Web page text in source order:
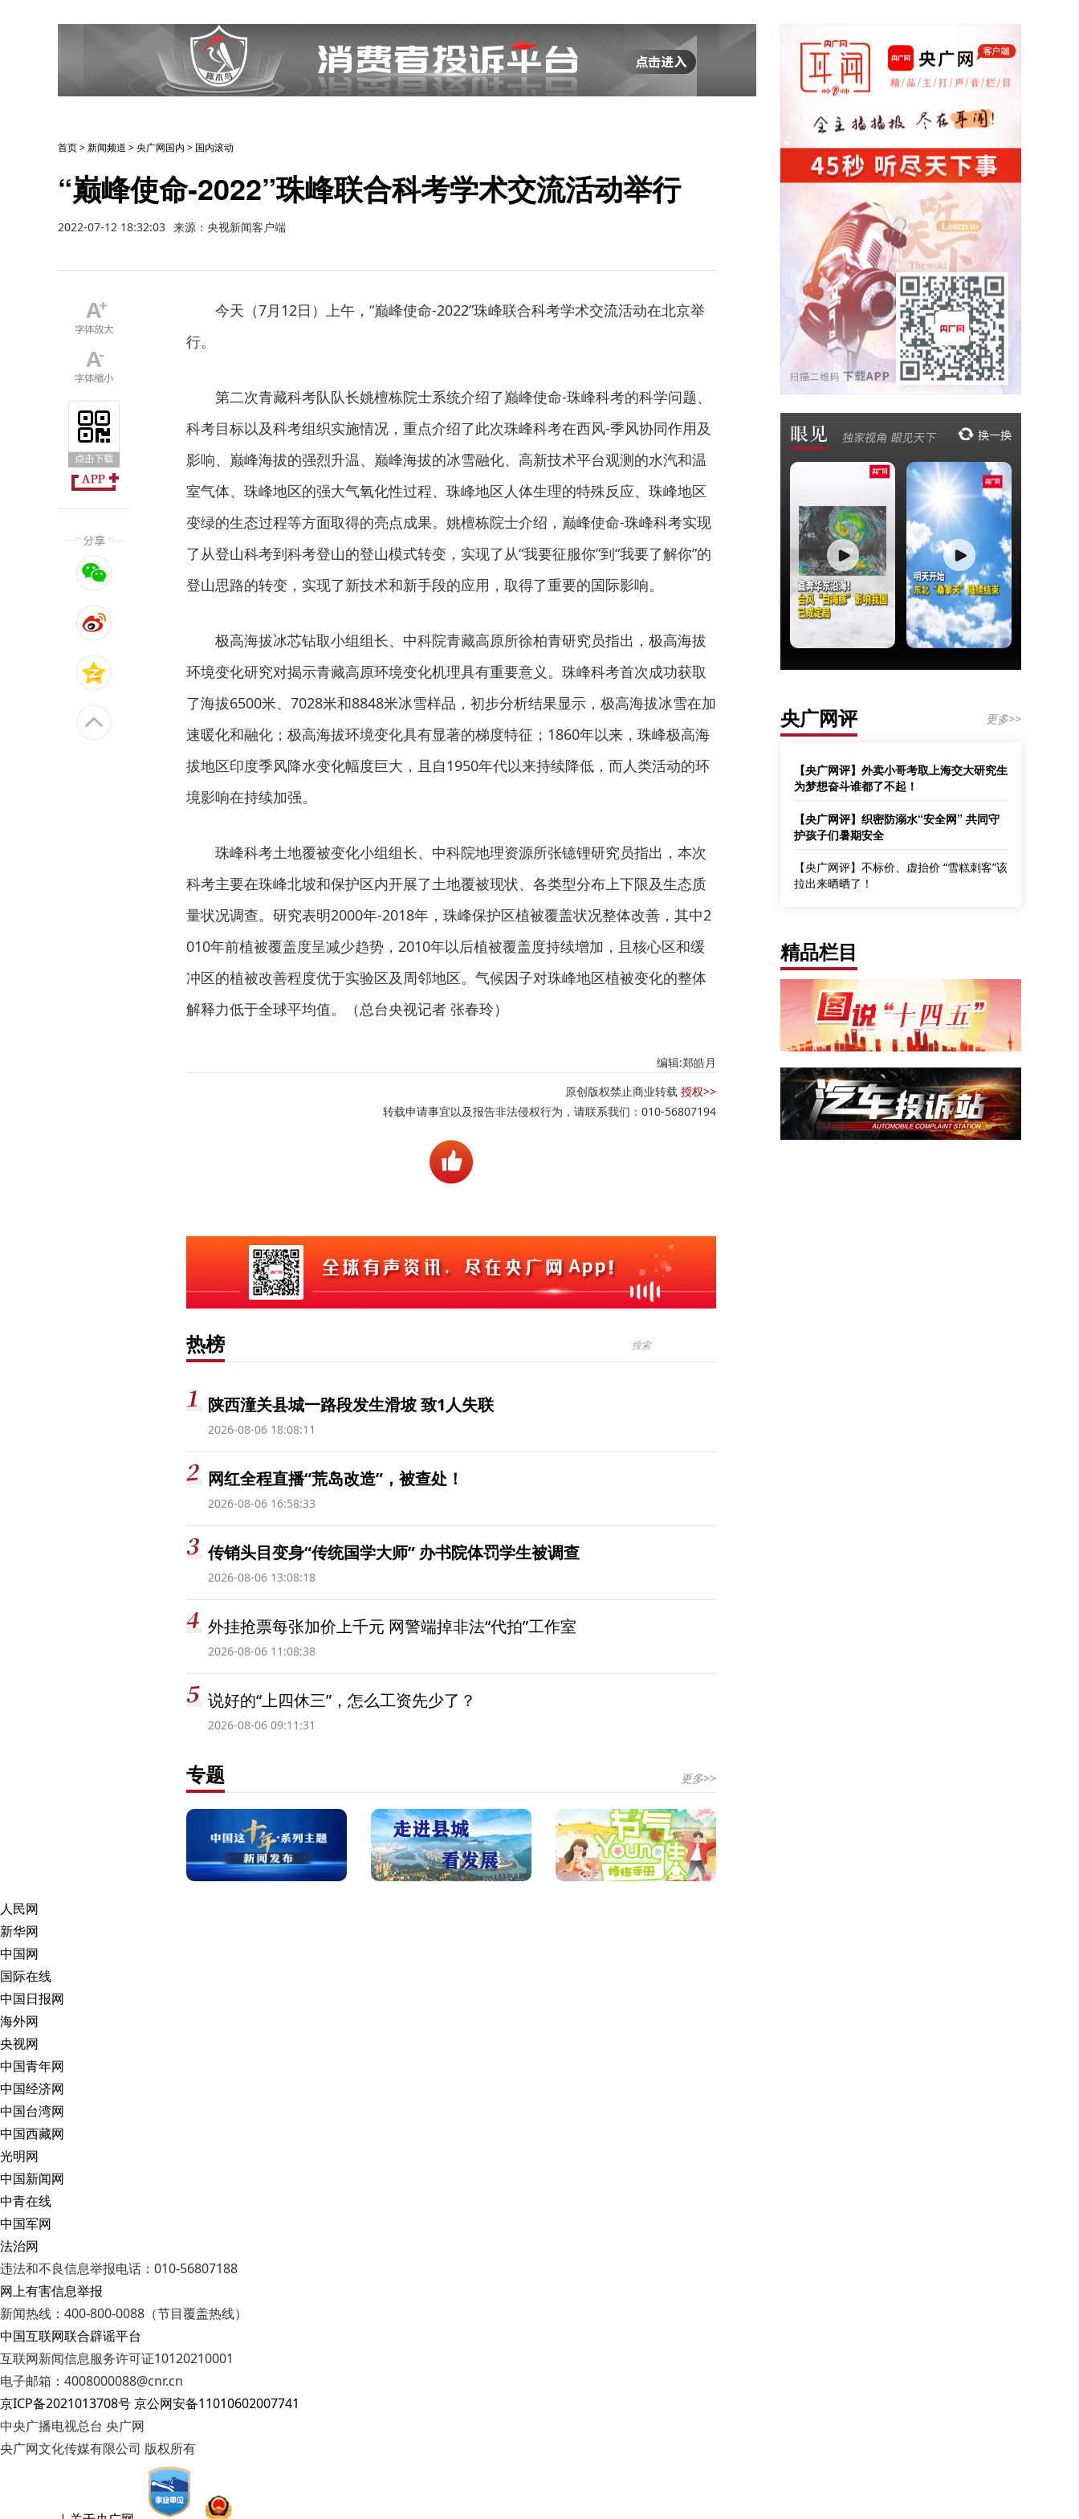
首页>新闻频道 >央广网国内 > 国内滚动
“巅峰使命-2022”珠峰联合科考学术交流活动举行
2022-07-12 18:32:03 来源：央视新闻客户端
今天（7月12日）上午，“巅峰使命-2022”珠峰联合科考学术交流活动在北京举
行。
第二次青藏科考队队长姚檀栋院士系统介绍了巅峰使命-珠峰科考的科学问题、
科考目标以及科考组织实施情况，重点介绍了此次珠峰科考在西风-季风协同作用及
影响、巅峰海拔的强烈升温、巅峰海拔的冰雪融化、高新技术平台观测的水汽和温
室气体、珠峰地区的强大气氧化性过程、珠峰地区人体生理的特殊反应、珠峰地区
变绿的生态过程等方面取得的亮点成果。姚檀栋院士介绍，巅峰使命-珠峰科考实现
了从登山科考到科考登山的登山模式转变，实现了从“我要征服你”到“我要了解你”的
登山思路的转变，实现了新技术和新手段的应用，取得了重要的国际影响。
极高海拔冰芯钻取小组组长、中科院青藏高原所徐柏青研究员指出，极高海拔
环境变化研究对揭示青藏高原环境变化机理具有重要意义。珠峰科考首次成功获取
了海拔6500米、7028米和8848米冰雪样品，初步分析结果显示，极高海拔冰雪在加
速暖化和融化；极高海拔环境变化具有显著的梯度特征；1860年以来，珠峰极高海
拔地区印度季风降水变化幅度巨大，且自1950年代以来持续降低，而人类活动的环
境影响在持续加强。
珠峰科考土地覆被变化小组组长、中科院地理资源所张镱锂研究员指出，本次
科考主要在珠峰北坡和保护区内开展了土地覆被现状、各类型分布上下限及生态质
量状况调查。研究表明2000年-2018年，珠峰保护区植被覆盖状况整体改善，其中2
010年前植被覆盖度呈减少趋势，2010年以后植被覆盖度持续增加，且核心区和缓
冲区的植被改善程度优于实验区及周邻地区。气候因子对珠峰地区植被变化的整体
解释力低于全球平均值。（总台央视记者 张春玲）
编辑:郑皓月
原创版权禁止商业转载 授权>>
转载申请事宜以及报告非法侵权行为，请联系我们：010-56807194
热榜
陕西潼关县城一路段发生滑坡 致1人失联
2026-08-06 18:08:11
网红全程直播“荒岛改造”，被查处！
2026-08-06 16:58:33
传销头目变身“传统国学大师” 办书院体罚学生被调查
2026-08-06 13:08:18
外挂抢票每张加价上千元 网警端掉非法“代拍”工作室
2026-08-06 11:08:38
说好的“上四休三”，怎么工资先少了？
2026-08-06 09:11:31
专题 更多>>
央广网评 更多>>
【央广网评】外卖小哥考取上海交大研究生
为梦想奋斗谁都了不起！
【央广网评】织密防溺水“安全网” 共同守
护孩子们暑期安全
【央广网评】不标价、虚抬价 “雪糕刺客”该
拉出来晒晒了！
精品栏目
人民网
新华网
中国网
国际在线
中国日报网
海外网
央视网
中国青年网
中国经济网
中国台湾网
中国西藏网
光明网
中国新闻网
中青在线
中国军网
法治网
违法和不良信息举报电话：010-56807188
网上有害信息举报
新闻热线：400-800-0088（节目覆盖热线）
中国互联网联合辟谣平台
互联网新闻信息服务许可证10120210001
电子邮箱：4008000088@cnr.cn
京ICP备2021013708号京公网安备11010602007741
中央广播电视总台 央广网
央广网文化传媒有限公司 版权所有